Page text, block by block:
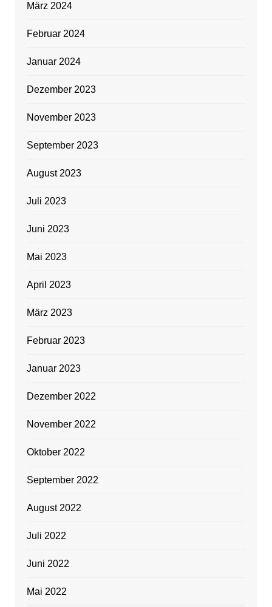
März 2024
Februar 2024
Januar 2024
Dezember 2023
November 2023
September 2023
August 2023
Juli 2023
Juni 2023
Mai 2023
April 2023
März 2023
Februar 2023
Januar 2023
Dezember 2022
November 2022
Oktober 2022
September 2022
August 2022
Juli 2022
Juni 2022
Mai 2022